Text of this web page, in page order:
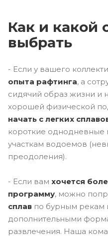
Как и какой
выбрать
- Если у вашего
опыта рафтинга, а
сидячий образ жизни и
хорошей физической
начать с легких
короткие
участкам водоемов
преодоления).
- Если вам хочется
программу, можно
сплав по бурным рекам
дополнительными
развлечения. Наша